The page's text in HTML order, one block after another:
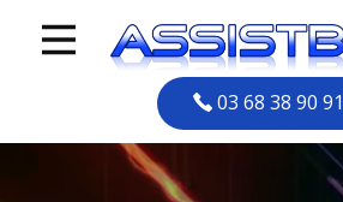
03 68 38 90 91